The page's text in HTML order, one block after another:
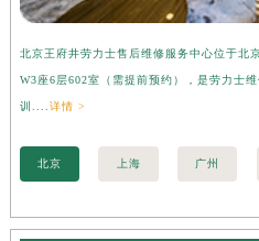
北京王府井劳力士售后维修服务中心位于北
W3座6层602室（需提前预约），是劳力士
训.... 详情 >
北京 上海 广州